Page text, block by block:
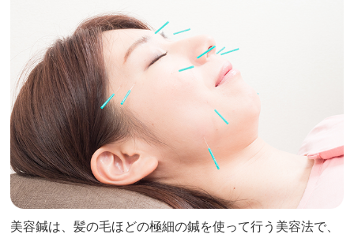
美容鍼は、髪の毛ほどの極細の鍼を使って行う美容法で、